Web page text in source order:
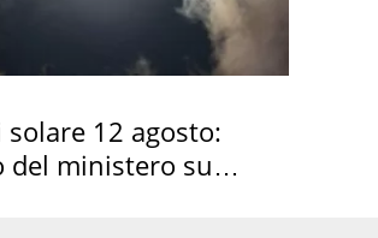
solare 12 agosto:
del ministero su